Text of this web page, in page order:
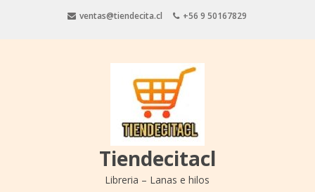
ventas@tiendecita.cl +56 9 50167829
Tiendecitacl
Libreria – Lanas e hilos